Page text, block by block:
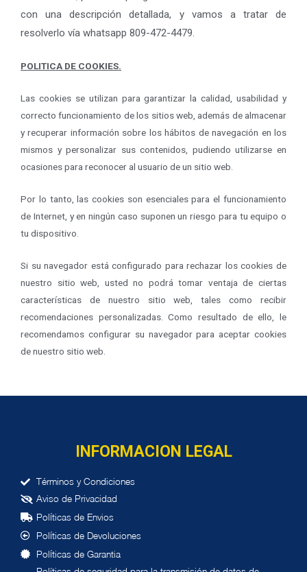
con una descripción detallada, y vamos a tratar de
resolverlo vía whatsapp 809-472-4479.
POLITICA DE COOKIES.
Las cookies se utilizan para garantizar la calidad, usabilidad y
correcto funcionamiento de los sitios web, además de almacenar
y recuperar información sobre los hábitos de navegación en los
mismos y personalizar sus contenidos, pudiendo utilizarse en
ocasiones para reconocer al usuario de un sitio web.
Por lo tanto, las cookies son esenciales para el funcionamiento
de Internet, y en ningún caso suponen un riesgo para tu equipo o
tu dispositivo.
Si su navegador está configurado para rechazar los cookies de
nuestro sitio web, usted no podrá tomar ventaja de ciertas
características de nuestro sitio web, tales como recibir
recomendaciones personalizadas. Como resultado de ello, le
recomendamos configurar su navegador para aceptar cookies
de nuestro sitio web.
INFORMACION LEGAL
Términos y Condiciones
Aviso de Privacidad
Políticas de Envios
Políticas de Devoluciones
Políticas de Garantia